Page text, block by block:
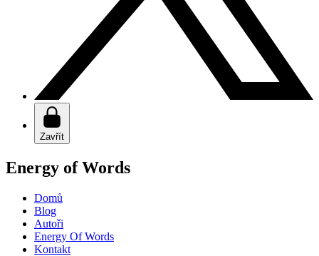
Zavřít
Energy of Words
Domů
Blog
Autoři
Energy Of Words
Kontakt